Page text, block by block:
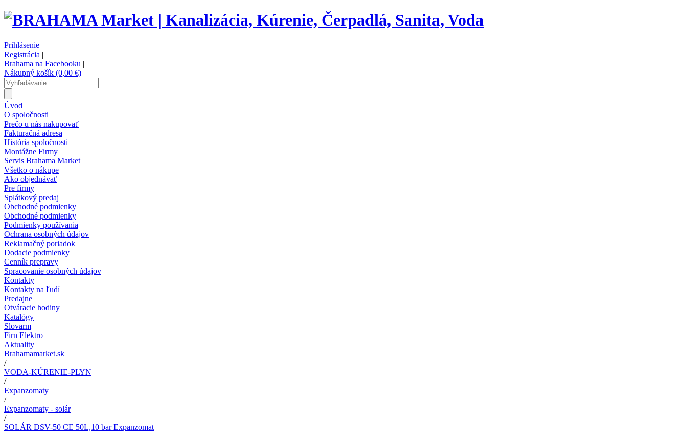
Prihlásenie
Registrácia |
Brahama na Facebooku |
Nákupný košík (0,00 €)
Úvod
O spoločnosti
Prečo u nás nakupovať
Fakturačná adresa
História spoločnosti
Montážne Firmy
Servis Brahama Market
Všetko o nákupe
Ako objednávať
Pre firmy
Splátkový predaj
Obchodné podmienky
Obchodné podmienky
Podmienky používania
Ochrana osobných údajov
Reklamačný poriadok
Dodacie podmienky
Cenník prepravy
Spracovanie osobných údajov
Kontakty
Kontakty na ľudí
Predajne
Otváracie hodiny
Katalógy
Slovarm
Firn Elektro
Aktuality
Brahamamarket.sk
/
VODA-KÚRENIE-PLYN
/
Expanzomaty
/
Expanzomaty - solár
/
SOLÁR DSV-50 CE 50L,10 bar Expanzomat